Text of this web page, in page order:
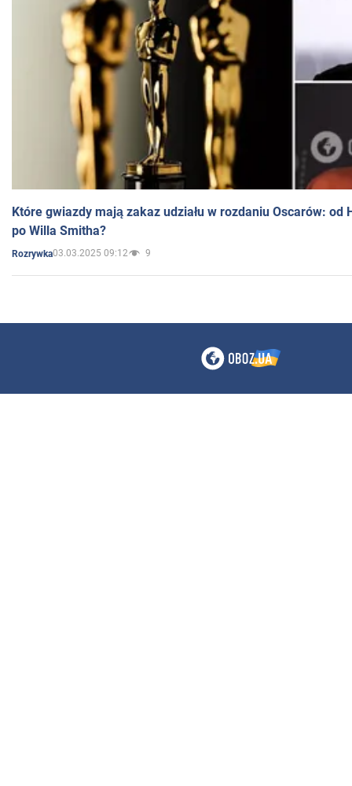
Które gwiazdy mają zakaz udziału w rozdaniu Oscarów: od
po Willa Smitha?
Rozrywka03.03.2025 09:12 9